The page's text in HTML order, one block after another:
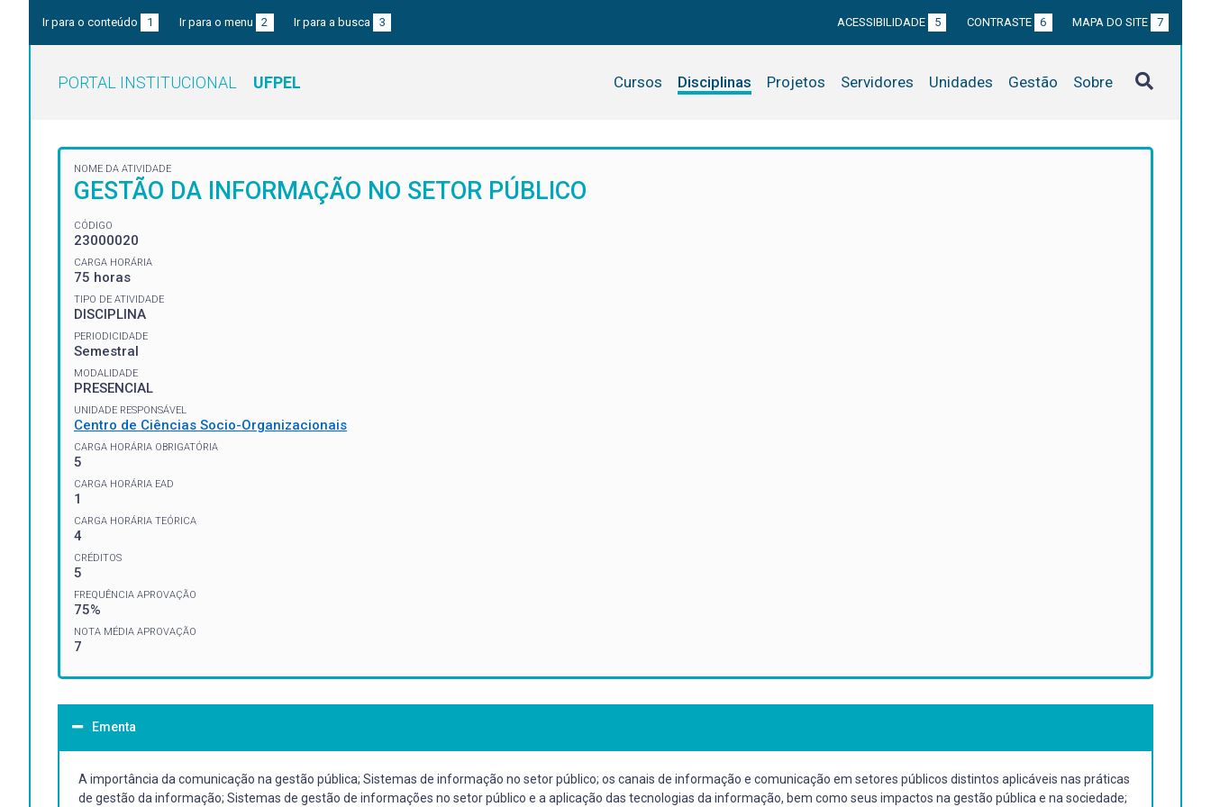
Ir para o conteúdo 1 Ir para o menu 2 Ir para a busca 3 ACESSIBILIDADE 5 CONTRASTE 6 MAPA DO SITE 7
PORTAL INSTITUCIONAL UFPEL Cursos Disciplinas Projetos Servidores Unidades Gestão Sobre
NOME DA ATIVIDADE
GESTÃO DA INFORMAÇÃO NO SETOR PÚBLICO
CÓDIGO
23000020
CARGA HORÁRIA
75 horas
TIPO DE ATIVIDADE
DISCIPLINA
PERIODICIDADE
Semestral
MODALIDADE
PRESENCIAL
UNIDADE RESPONSÁVEL
Centro de Ciências Socio-Organizacionais
CARGA HORÁRIA OBRIGATÓRIA
5
CARGA HORÁRIA EAD
1
CARGA HORÁRIA TEÓRICA
4
CRÉDITOS
5
FREQUÊNCIA APROVAÇÃO
75%
NOTA MÉDIA APROVAÇÃO
7
Ementa
A importância da comunicação na gestão pública; Sistemas de informação no setor público; os canais de informação e comunicação em setores públicos distintos aplicáveis nas práticas
de gestão da informação; Sistemas de gestão de informações no setor público e a aplicação das tecnologias da informação, bem como seus impactos na gestão pública e na sociedade;